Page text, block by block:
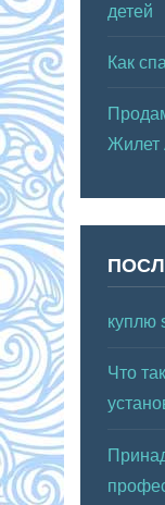
детей
Как
Жилет
куплю
Что